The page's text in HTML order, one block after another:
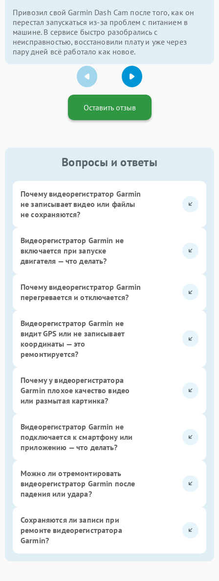
Привозил свой Garmin Dash Cam после того, как он
перестал запускаться из-за проблем с питанием в
машине. В сервисе быстро разобрались с
неисправностью, восстановили плату и уже через
пару дней всё работало как новое.
Оставить отзыв
Вопросы и ответы
Почему видеорегистратор Garmin
не записывает видео или файлы
не сохраняются?
Видеорегистратор Garmin не
включается при запуске
двигателя — что делать?
Почему видеорегистратор Garmin
перегревается и отключается?
Видеорегистратор Garmin не
видит GPS или не записывает
координаты — это
ремонтируется?
Почему у видеорегистратора
Garmin плохое качество видео
или размытая картинка?
Видеорегистратор Garmin не
подключается к смартфону или
приложению — что делать?
Можно ли отремонтировать
видеорегистратор Garmin после
падения или удара?
Сохраняются ли записи при
ремонте видеорегистратора
Garmin?